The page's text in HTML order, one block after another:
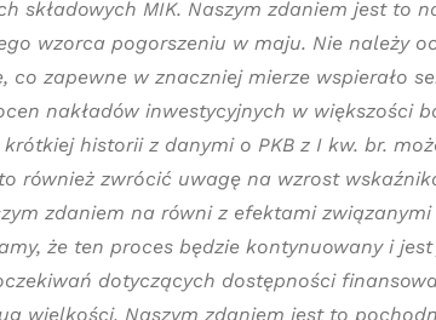
składowych MIK. Naszym zdaniem jest to
wzorca pogorszeniu w maju. Nie należy
zapewne w znaczniej mierze wspierało
nakładów inwestycyjnych w większości
historii z danymi o PKB z I kw. br.
również zwrócić uwagę na wzrost
zdaniem na równi z efektami
że ten proces będzie kontynuowany i
dotyczących dostępności
wielkości. Naszym zdaniem jest to